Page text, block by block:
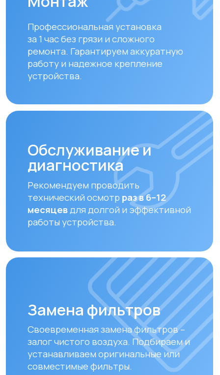
Рекомендуем проводить
раз в 6–12
месяцевдля долгой и эффективной
работы устройства.
устанавливаем оригинальные или
совместимые фильтры.
Замена фильтров
Оплата и доставка
Оплата
Доставка осуществляется после
полной предоплаты заказа.
Мы предлагаем удобные способы оплаты
и быструю доставку для наших клиентов
в Алматы и по всему Казахстану